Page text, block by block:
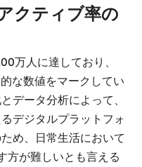
クティブ率の
万人に達しており、
な数値をマークしてい
データ分析によって、
デジタルプラットフォ
め、日常生活において
方が難しいとも言える